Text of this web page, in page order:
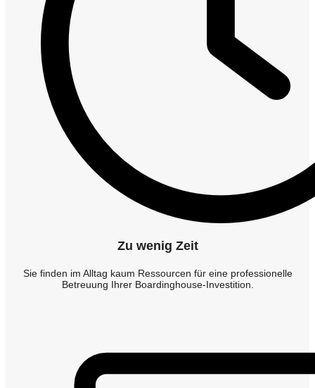
Zu wenig Zeit
Sie finden im Alltag kaum Ressourcen für eine professionelle
Betreuung Ihrer Boardinghouse-Investition.